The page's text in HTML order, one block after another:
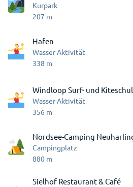
Kurpark
207 m
Hafen
Wasser Aktivität
338 m
Windloop Surf- und
Wasser Aktivität
356 m
Nordsee-Camping
Campingplatz
880 m
Sielhof Restaurant & Café